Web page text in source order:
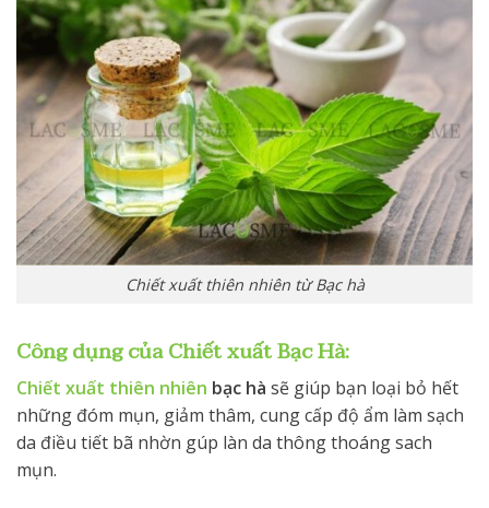
Chiết xuất thiên nhiên từ Bạc hà
Công dụng củaChiết xuất Bạc Hà:
Chiết xuất thiên nhiên bạc hà sẽ giúp bạn loại bỏ hết
những đóm mụn, giảm thâm, cung cấp độ ẩm làm sạch
da điều tiết bã nhờn gúp làn da thông thoáng sach
mụn.